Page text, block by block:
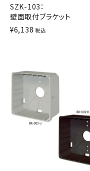
SZK-103：
壁面取付ブラケット
¥6,138 税込